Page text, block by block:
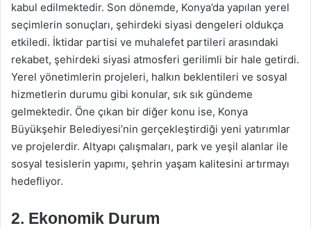
kabul edilmektedir. Son dönemde, Konya’da yapılan yerel
seçimlerin sonuçları, şehirdeki siyasi dengeleri oldukça
etkiledi. İktidar partisi ve muhalefet partileri arasındaki
rekabet, şehirdeki siyasi atmosferi gerilimli bir hale getirdi.
Yerel yönetimlerin projeleri, halkın beklentileri ve sosyal
hizmetlerin durumu gibi konular, sık sık gündeme
gelmektedir. Öne çıkan bir diğer konu ise, Konya
Büyükşehir Belediyesi’nin gerçekleştirdiği yeni yatırımlar
ve projelerdir. Altyapı çalışmaları, park ve yeşil alanlar ile
sosyal tesislerin yapımı, şehrin yaşam kalitesini artırmayı
hedefliyor.
2. Ekonomik Durum